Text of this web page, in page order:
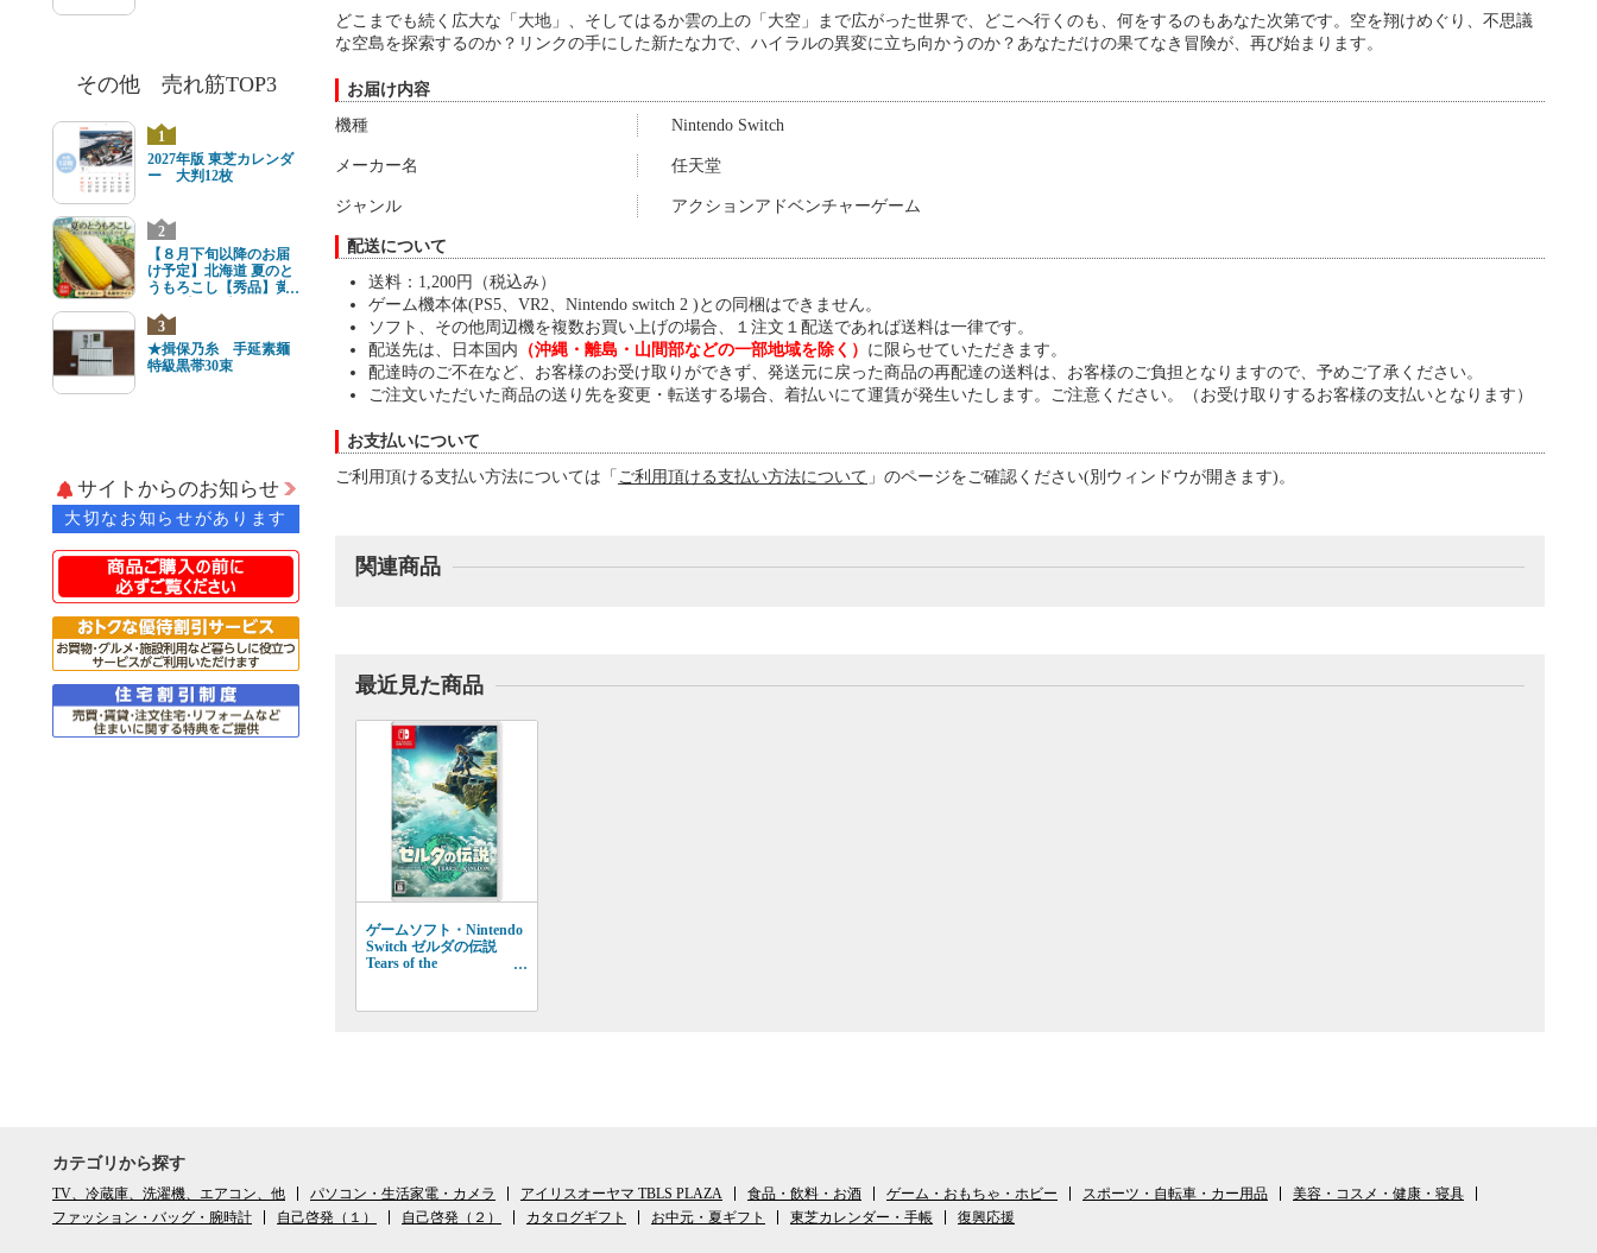
どこまでも続く広大な「大地」、そしてはるか雲の上の「大空」まで広がった世界で、どこへ行くのも、何をするのもあなた次第です。空を翔けめぐり、不思議
な空島を探索するのか？リンクの手にした新たな力で、ハイラルの異変に立ち向かうのか？あなただけの果てなき冒険が、再び始まります。
お届け内容
機種
Nintendo Switch
メーカー名 任天堂
ジャンル アクションアドベンチャーゲーム
配送について
送料：1,200円（税込み）
ゲーム機本体(PS5、VR2、Nintendo switch 2 )との同梱はできません。
ソフト、その他周辺機を複数お買い上げの場合、１注文１配送であれば送料は一律です。
配送先は、日本国内 （沖縄・離島・山間部などの一部地域を除く） に限らせていただきます。
配達時のご不在など、お客様のお受け取りができず、発送元に戻った商品の再配達の送料は、お客様のご負担となりますので、予めご了承ください。
ご注文いただいた商品の送り先を変更・転送する場合、着払いにて運賃が発生いたします。ご注意ください。（お受け取りするお客様の支払いとなります）
お支払いについて
ご利用頂ける支払い方法については「 ご利用頂ける支払い方法について 」のページをご確認ください(別ウィンドウが開きます)。
関連商品
最近見た商品
ゲームソフト・Nintendo
Switch ゼルダの伝説
Tears of the
その他 売れ筋TOP3
1
2027年版 東芝カレンダ
ー 大判12枚
2
【８月下旬以降のお届
け予定】北海道 夏のと
うもろこし【秀品】黄
ズ3
★揖保乃糸 手延素麺
特級黒帯30束
サイトからのお知らせ
大切なお知らせがあります
カテゴリから探す
TV、冷蔵庫、洗濯機、エアコン、他 パソコン・生活家電・カメラ アイリスオーヤマ TBLS PLAZA 食品・飲料・お酒 ゲーム・おもちゃ・ホビー スポーツ・自転車・カー用品
美容・コスメ・健康・寝具
ファッション・バッグ・腕時計
自己啓発（１） 自己啓発（２） カタログギフト お中元・夏ギフト 東芝カレンダー・手帳 復興応援